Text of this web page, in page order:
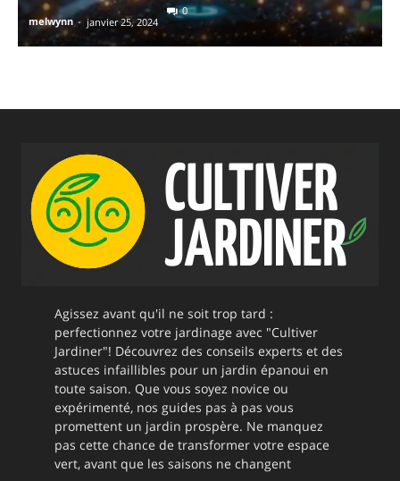
melwynn - janvier 25, 2024
0
Agissez avant qu'il ne soit trop tard :
perfectionnez votre jardinage avec "Cultiver
Jardiner"! Découvrez des conseils experts et des
astuces infaillibles pour un jardin épanoui en
toute saison. Que vous soyez novice ou
expérimenté, nos guides pas à pas vous
promettent un jardin prospère. Ne manquez
pas cette chance de transformer votre espace
vert, avant que les saisons ne changent